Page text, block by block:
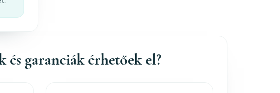
garanciák érhetőek el?